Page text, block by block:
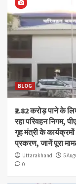
BLOG
₹2.82 करोड़ पाने के
रहा परिवहन निगम,
गृह मंत्री के
प्रकरण, जानें पूरा
Uttarakhand
5
0